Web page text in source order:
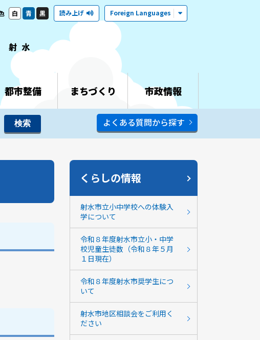
白 青 黒 読み上げ Foreign Languages
都市整備 まちづくり 市政情報
よくある質問から探す
くらしの情報
射水市立小中学校への体験入
学について
令和８年度射水市立小・中学
校児童生徒数（令和８年５月
１日現在）
令和８年度射水市奨学生につ
いて
射水市地区相談会をご利用く
ださい